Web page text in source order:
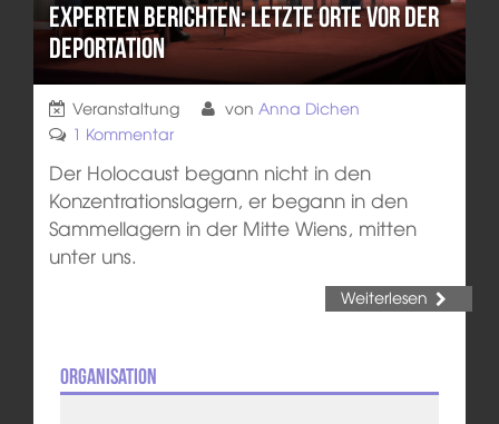
Experten berichten: Letzte Orte vor der
Deportation
Veranstaltung von Anna Dichen
1 Kommentar
Der Holocaust begann nicht in den
Konzentrationslagern, er begann in den
Sammellagern in der Mitte Wiens, mitten
unter uns.
Weiterlesen
Organisation